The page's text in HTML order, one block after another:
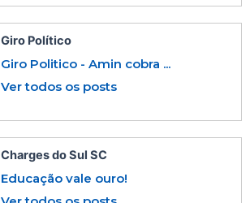
Giro Político
Giro Politico - Amin cobra ...
Ver todos os posts
Charges do Sul SC
Educação vale ouro!